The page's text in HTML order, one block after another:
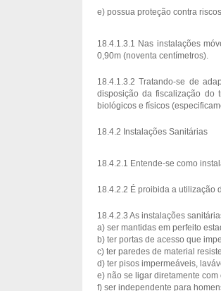
e) possua proteção contra
18.4.1.3.1 Nas instalações
0,90m (noventa centímetros).
18.4.1.3.2 Tratando-se de
disposição da fiscalização do
biológicos e físicos
18.4.2 Instalações Sanitárias
18.4.2.1 Entende-se como
18.4.2.2 É proibida a utilização
18.4.2.3 As instalações
a) ser mantidas em perfeito
b) ter portas de acesso que
c) ter paredes de material
d) ter pisos impermeáveis,
e) não se ligar diretamente
f) ser independente para